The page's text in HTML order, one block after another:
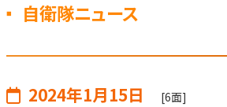
自衛隊ニュース
2024年1月15日 [6面]